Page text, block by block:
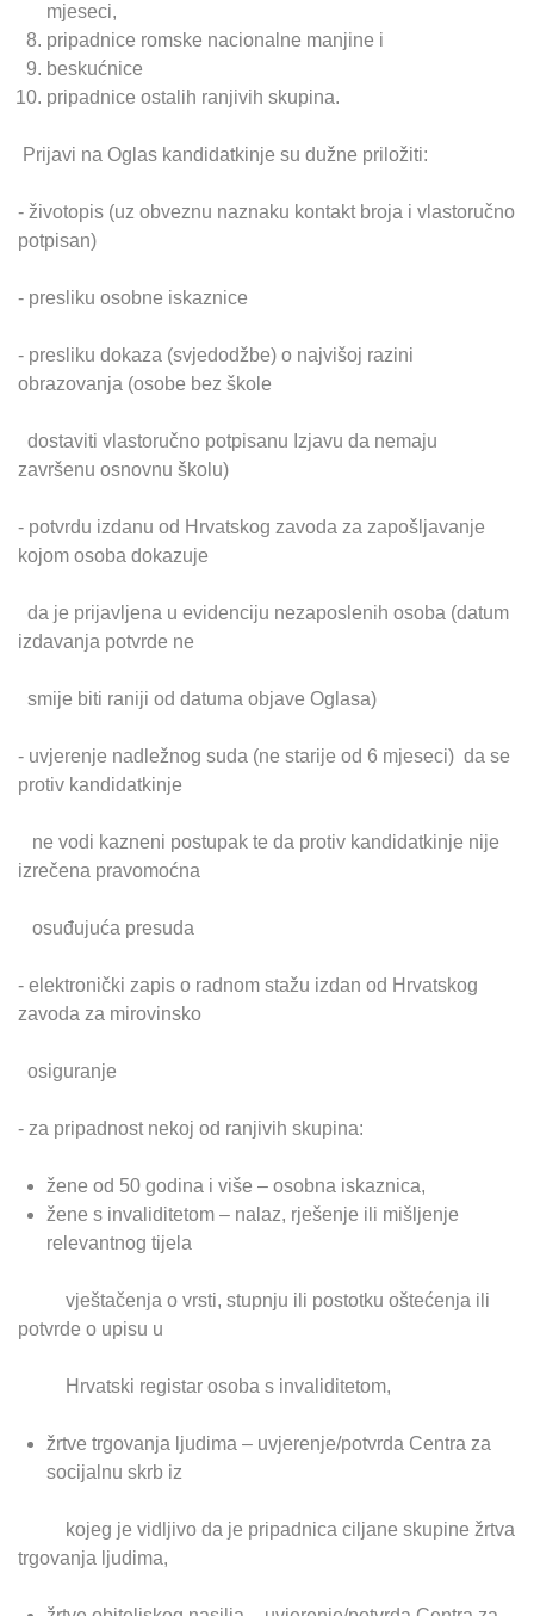
mjeseci,
pripadnice romske nacionalne manjine i
beskućnice
pripadnice ostalih ranjivih skupina.
Prijavi na Oglas kandidatkinje su dužne priložiti:
- životopis (uz obveznu naznaku kontakt broja i vlastoručno
potpisan)
- presliku osobne iskaznice
- presliku dokaza (svjedodžbe) o najvišoj razini
obrazovanja (osobe bez škole
dostaviti vlastoručno potpisanu Izjavu da nemaju
završenu osnovnu školu)
- potvrdu izdanu od Hrvatskog zavoda za zapošljavanje
kojom osoba dokazuje
da je prijavljena u evidenciju nezaposlenih osoba (datum
izdavanja potvrde ne
smije biti raniji od datuma objave Oglasa)
- uvjerenje nadležnog suda (ne starije od 6 mjeseci) da se
protiv kandidatkinje
ne vodi kazneni postupak te da protiv kandidatkinje nije
izrečena pravomoćna
osuđujuća presuda
- elektronički zapis o radnom stažu izdan od Hrvatskog
zavoda za mirovinsko
osiguranje
- za pripadnost nekoj od ranjivih skupina:
žene od 50 godina i više – osobna iskaznica,
žene s invaliditetom – nalaz, rješenje ili mišljenje
relevantnog tijela
vještačenja o vrsti, stupnju ili postotku oštećenja ili
potvrde o upisu u
Hrvatski registar osoba s invaliditetom,
žrtve trgovanja ljudima – uvjerenje/potvrda Centra za
socijalnu skrb iz
kojeg je vidljivo da je pripadnica ciljane skupine žrtva
trgovanja ljudima,